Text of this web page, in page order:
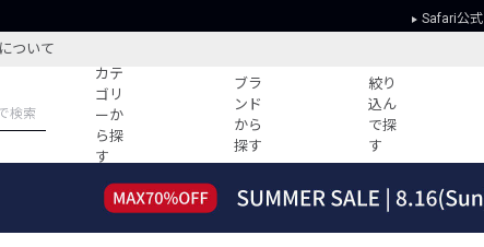
Safari公
ついて
カテ
ゴリ
ーか
ら探
す
ブラ
ンド
から
探す
絞り
込ん
で探
す
すべての記事